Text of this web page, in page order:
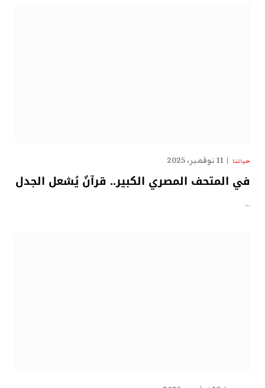
حياتنا 11 نوفمبر، 2025
في المتحف المصري الكبير.. قرآنٌ يُشعل الجدل
…